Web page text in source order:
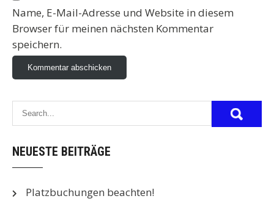
Name, E-Mail-Adresse und Website in diesem
Browser für meinen nächsten Kommentar
speichern.
NEUESTE BEITRÄGE
Platzbuchungen beachten!